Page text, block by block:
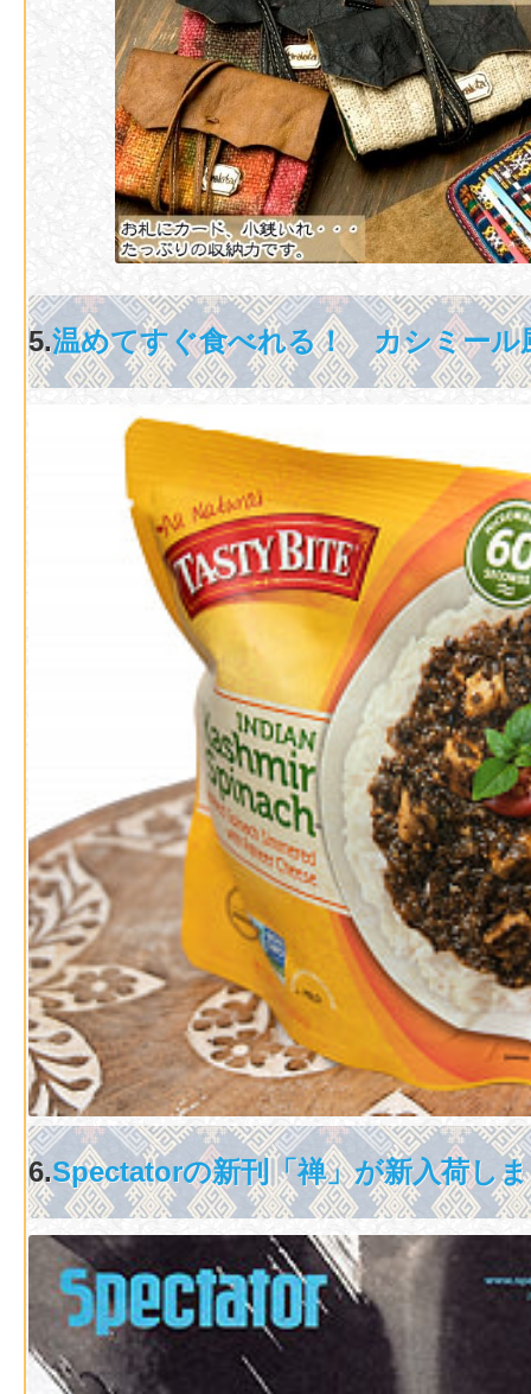
5.温めてすぐ食べれる！ カシミール
6.Spectatorの新刊「禅」が新入荷し